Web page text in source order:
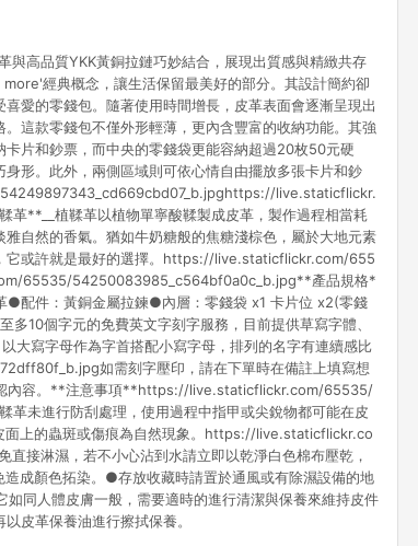
頁面後才首次下載 Pinkoi APP 並完成訂單，不
與高品質YKK黃銅拉鏈巧妙結合，展現出質感與精緻共存
經典概念，讓生活保留最美好的部分。其設計簡約卻
愛的零錢包。隨著使用時間增長，皮革表面會逐漸呈現出
這款零錢包不僅外形輕薄，更內含豐富的收納功能。其強
片和鈔票，而中央的零錢袋更能容納超過20枚50元硬
形。此外，兩側區域則可依心情自由擺放多張卡片和鈔
live.staticflickr.
**__植鞣革以植物單寧酸鞣製成皮革，製作過程相當耗
自然的香氣。猶如牛奶糖般的焦糖淺棕色，屬於大地元素
它或許就是最好的選擇。https://live.staticflickr.com/655
65535/54250083985_c564bf0a0c_b.jpg**產品規格*
配件：黃銅金屬拉鍊●內層：零錢袋 x1 卡片位 x2(零錢
10個字元的免費英文字刻字服務，目前提供草寫字體、
大寫字母作為字首搭配小寫字母，排列的名字有連續感比
如需刻字壓印，請在下單時在備註上填寫想
認內容。**注意事項**https://live.staticflickr.com/65535/
未進行防刮處理，使用過程中指甲或尖銳物都可能在皮
面上的蟲斑或傷痕為自然現象。https://live.staticflickr.co
淋濕，若不小心沾到水請立即以乾淨白色棉布壓乾，
成顏色拓染。●存放收藏時請置於通風或有除濕設備的地
同人體皮膚一般，需要適時的進行清潔與保養來維持皮件
皮革保養油進行擦拭保養。